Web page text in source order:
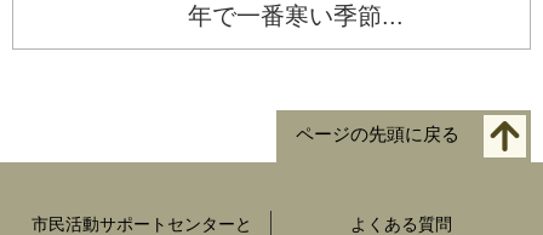
年で一番寒い季節...
ページの先頭に戻る
市民活動サポートセンターと
よくある質問